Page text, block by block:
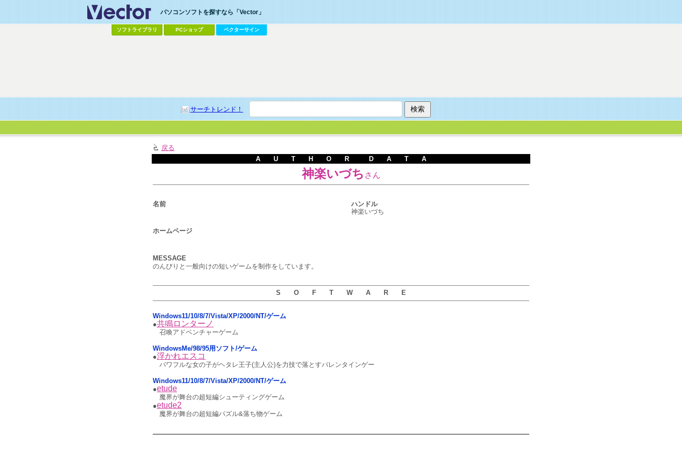
パソコンソフトを探すなら「Vector」
ソフトライブラリ PCショップ ベクターサイン
サーチトレンド！
戻る
A U T H O R D A T A
神楽いづち さん
名前
ハンドル
神楽いづち
ホームページ
MESSAGE
のんびりと一般向けの短いゲームを制作をしています。
S O F T W A R E
Windows11/10/8/7/Vista/XP/2000/NT/ゲーム
●共鳴ロンターノ
召喚アドベンチャーゲーム
WindowsMe/98/95用ソフト/ゲーム
●浮かれエスコ
パワフルな女の子がヘタレ王子(主人公)を力技で落とすバレンタインゲー
Windows11/10/8/7/Vista/XP/2000/NT/ゲーム
●etude
魔界が舞台の超短編シューティングゲーム
●etude2
魔界が舞台の超短編パズル&落ち物ゲーム